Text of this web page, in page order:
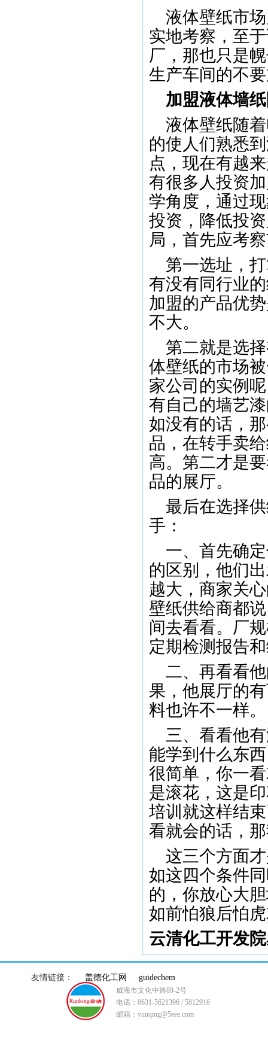
液体壁纸市场
实地考察，至
厂，那也只是
生产车间的不
加盟液体墙
液体壁纸随着
的使人们熟悉
点，现在有越
有很多人投资
学角度，通过
投资，降低投
局，首先应考
第一选址，打
有没有同行业
加盟的产品优
不大。
第二就是选择
体壁纸的市场
家公司的实例
有自己的墙艺
如没有的话，
品，在转手卖
高。第二才是
品的展厅。
最后在选择供
手：
一、首先确定
的区别，他们
越大，商家关
壁纸供给商都
间去看看。厂
定期检测报告
二、再看看他
果，他展厅的
料也许不一样。
三、看看他有
能学到什么东
很简单，你一
是滚花，这是
培训就这样结
看就会的话，
这三个方面才
如这四个条件
的，你放心大
如前怕狼后怕
云清化工开发
友情链接： 盖德化工网 guidechem
威海市文化中路89-2号
电话：0631-5621396 / 5812916
邮箱：yunqing@5eee.com